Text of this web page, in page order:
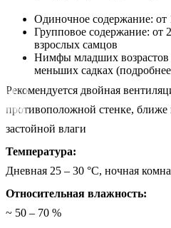
Одиночное содержание: от
Групповое содержание: от
взрослых самцов
Нимфы младших возрастов
меньших садках
Рекомендуется двойная
противоположной стенке, ближе
застойной влаги
Температура:
Дневная 25 – 30 °C, ночная
Относительная влажность:
~ 50 – 70 %